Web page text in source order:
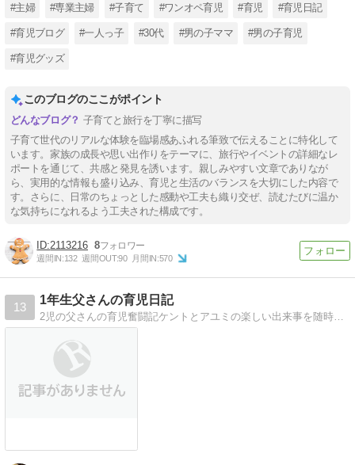
#主婦 #専業主婦 #子育て #ワンオペ育児 #育児 #育児日記
#育児ブログ #一人っ子 #30代 #男の子ママ #男の子育児
#育児グッズ
このブログのここがポイント
子育てと旅行を丁寧に描写
子育て世代のリアルな体験を臨場感あふれる筆致で伝えることに特化して
います。家族の成長や思い出作りをテーマに、旅行やイベントの詳細なレ
ポートを通じて、共感と発見を誘います。親しみやすい文章でありなが
ら、実用的な情報も盛り込み、育児と生活のバランスを大切にした内容で
す。さらに、日常のちょっとした感動や工夫も織り交ぜ、読むたびに温か
な気持ちになれるよう工夫された構成です。
2113216 8
週間IN:132 週間OUT:90 月間IN:570
13
1年生父さんの育児日記
2児の父さんの育児奮闘記ケントとアユミの楽しい出来事を随時アップ。